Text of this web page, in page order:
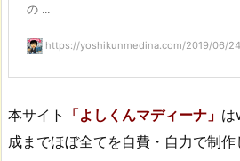
の ...
https://yoshikunmedina.com/2019/06/
本サイト 「よしくんマディーナ」 は
成までほぼ全てを自費・自力で制作